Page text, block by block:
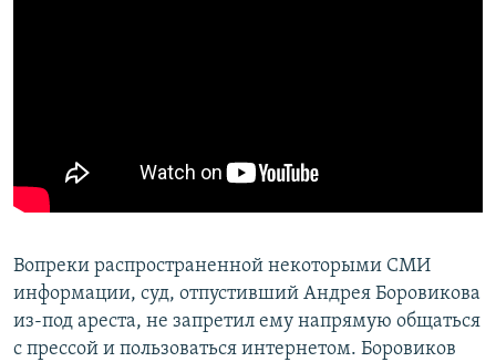
Вопреки распространенной некоторыми СМИ
информации, суд, отпустивший Андрея Боровикова
из-под ареста, не запретил ему напрямую общаться
с прессой и пользоваться интернетом. Боровиков